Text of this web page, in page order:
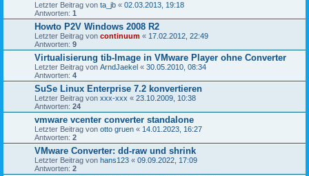
Letzter Beitrag von ta_jb « 02.03.2013, 19:18
Antworten: 1
Howto P2V Windows 2008 R2
Letzter Beitrag von continuum « 17.02.2012, 22:49
Antworten: 9
Virtualisierung tib-Image in VMware Player ohne Converter
Letzter Beitrag von ArndJaekel « 30.05.2010, 08:34
Antworten: 4
SuSe Linux Enterprise 7.2 konvertieren
Letzter Beitrag von xxx-xxx « 23.10.2009, 10:38
Antworten: 24
vmware vcenter converter standalone
Letzter Beitrag von otto gruen « 14.01.2023, 16:27
Antworten: 2
VMware Converter: dd-raw und shrink
Letzter Beitrag von hans123 « 09.09.2022, 17:09
Antworten: 2